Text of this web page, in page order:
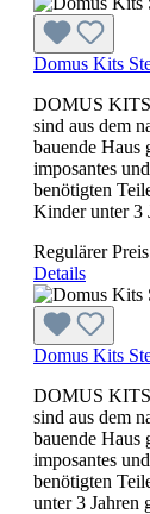
Domus Kits
DOMUS
sind aus dem
bauende Haus
imposantes
benötigten
Kinder unter 3
Regulärer
Details
Domus Kits
DOMUS
sind aus dem
bauende Haus
imposantes
benötigten
unter 3 Jahren